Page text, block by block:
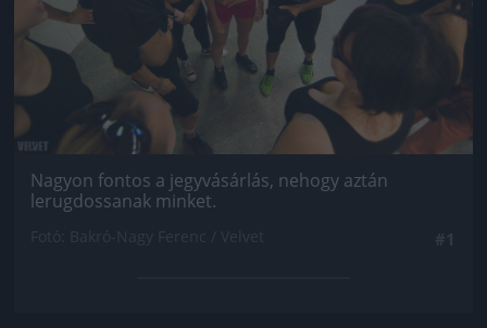
Nagyon fontos a jegyvásárlás, nehogy aztán
lerugdossanak minket.